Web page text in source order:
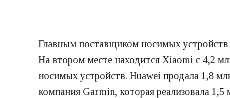
Главным поставщиком носимых устройств
На втором месте находится Xiaomi с 4,2
носимых устройств. Huawei продала 1,8
компания Garmin, которая реализовала 1,5